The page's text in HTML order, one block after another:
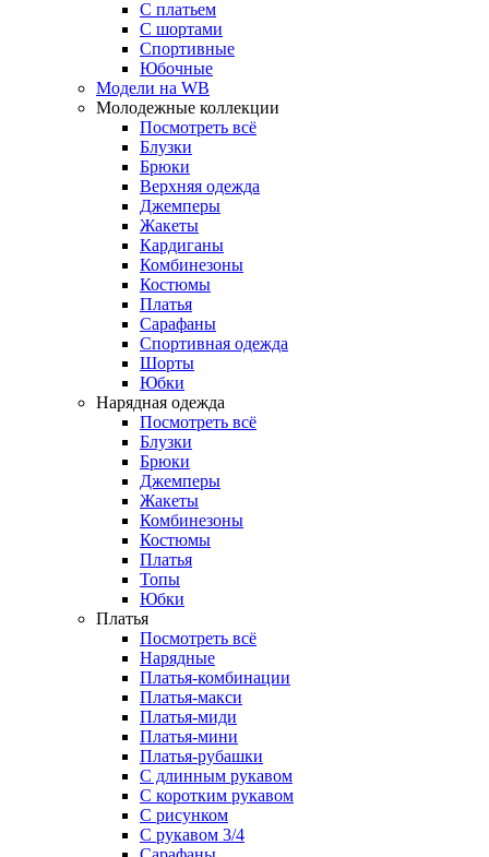
С платьем
С шортами
Спортивные
Юбочные
Модели на WB
Молодежные коллекции
Посмотреть всё
Блузки
Брюки
Верхняя одежда
Джемперы
Жакеты
Кардиганы
Комбинезоны
Костюмы
Платья
Сарафаны
Спортивная одежда
Шорты
Юбки
Нарядная одежда
Посмотреть всё
Блузки
Брюки
Джемперы
Жакеты
Комбинезоны
Костюмы
Платья
Топы
Юбки
Платья
Посмотреть всё
Нарядные
Платья-комбинации
Платья-макси
Платья-миди
Платья-мини
Платья-рубашки
С длинным рукавом
С коротким рукавом
С рисунком
С рукавом 3/4